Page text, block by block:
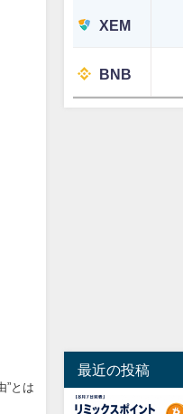
”とは
XEM
BNB
最近の投稿